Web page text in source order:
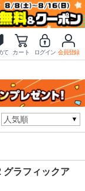
て カート ログイン 会員登録
グラフィックア